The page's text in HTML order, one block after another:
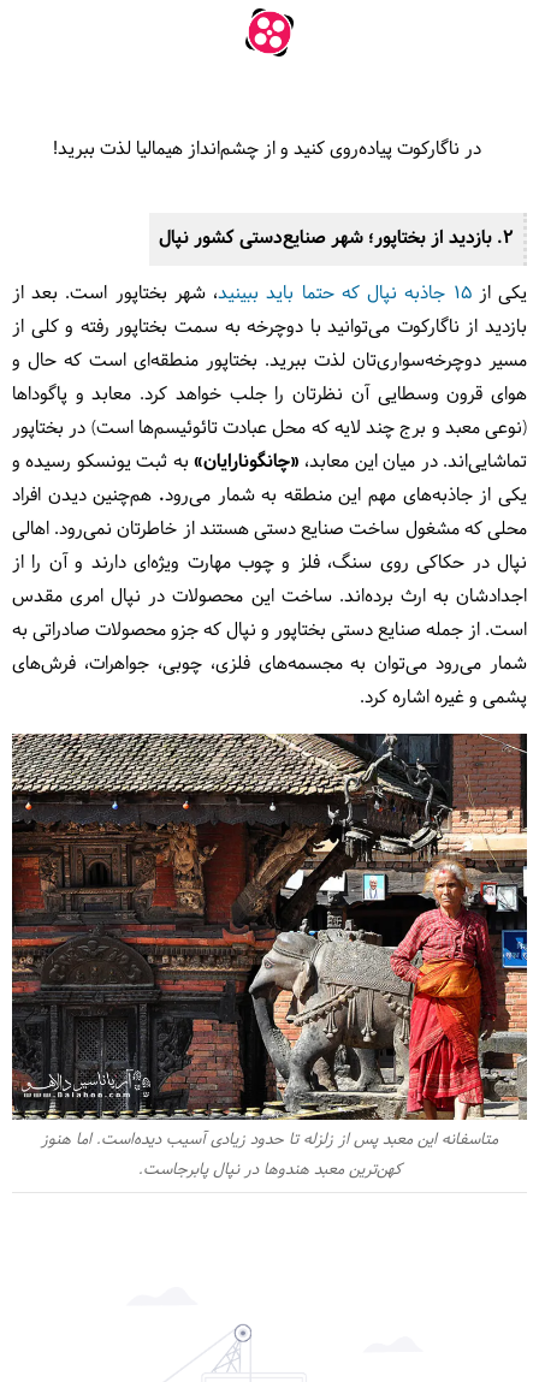
در ناگارکوت پیاده‌روی کنید و از چشم‌انداز هیمالیا لذت ببرید!
2. بازدید از
بختاپور؛ شهر صنایع‌دستی کشور نپال
یکی از15 جاذبه نپال که حتما باید ببینید
، شهر بختاپور است. بعد از
بازدید از ناگارکوت می‌توانید با دوچرخه به سمت بختاپور رفته و کلی از
مسیر دوچرخه‌سواری‌تان لذت ببرید. بختاپور منطقه‌ای است که حال و
هوای قرون وسطایی آن نظرتان را جلب خواهد کرد. معابد و پاگوداها
(نوعی معبد و برج چند لایه که محل عبادت تائوئیسم‌ها است) در بختاپور
تماشایی‌اند. در میان این معابد، «چانگونارایان» به ثبت یونسکو رسیده و
یکی از جاذبه‌های مهم این منطقه به شمار می‌رود. هم‌چنین دیدن افراد
محلی که مشغول ساخت صنایع دستی هستند از خاطرتان نمی‌رود. اهالی
نپال در حکاکی روی سنگ، فلز و چوب مهارت ویژه‌ای دارند و آن را از
اجدادشان به ارث برده‌اند. ساخت این محصولات در نپال امری مقدس
است. از جمله صنایع دستی بختاپور و نپال که جزو محصولات صادراتی به
شمار می‌رود می‌توان به مجسمه‌های فلزی، چوبی، جواهرات، فرش‌های
پشمی و غیره اشاره کرد.
متاسفانه این معبد پس از زلزله تا حدود زیادی آسیب دیده‌است. اما هنوز
کهن‌ترین معبد هندوها در نپال پابرجاست.